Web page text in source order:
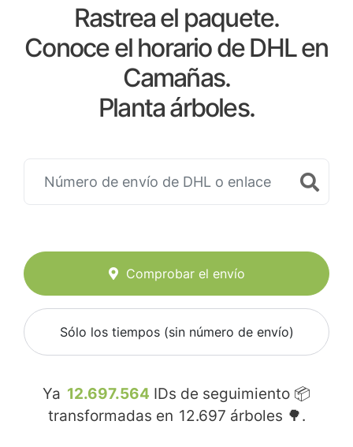
Rastrea el paquete.
Conoce el horario de DHL en
Camañas.
Planta árboles.
Comprobar el envío
Sólo los tiempos (sin número de envío)
Ya 12.697.564 IDs de seguimiento 📦
transformadas en 12.697 árboles 🌳.